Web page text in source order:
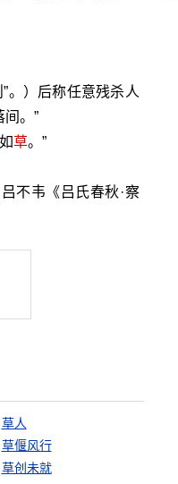
”。）后称任意残杀人
。”
草。”
不韦《吕氏春秋·察
草人
草偃风行
草创未就